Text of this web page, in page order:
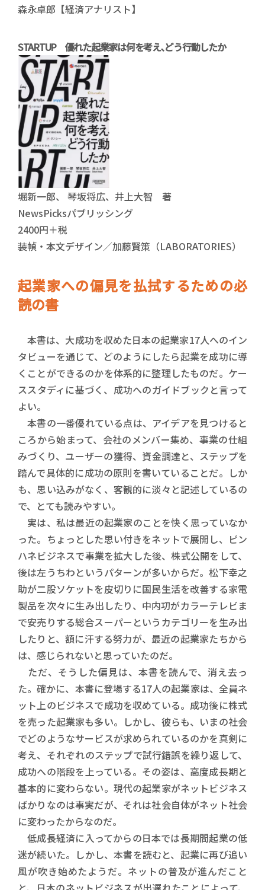
森永卓郎【経済アナリスト】
STARTUP 優れた起業家は何を考え､どう行動したか
堀新一郎、 琴坂将広、井上大智 著
NewsPicksパブリッシング
2400円＋税
装幀・本文デザイン／加藤賢策（LABORATORIES）
起業家への偏見を払拭するための必
読の書
本書は、大成功を収めた日本の起業家17人へのイン
タビューを通じて、どのようにしたら起業を成功に導
くことができるのかを体系的に整理したものだ。ケー
ススタディに基づく、成功へのガイドブックと言って
よい。
本書の一番優れている点は、アイデアを見つけると
ころから始まって、会社のメンバー集め、事業の仕組
みづくり、ユーザーの獲得、資金調達と、ステップを
踏んで具体的に成功の原則を書いていることだ。しか
も、思い込みがなく、客観的に淡々と記述しているの
で、とても読みやすい。
実は、私は最近の起業家のことを快く思っていなか
った。ちょっとした思い付きをネットで展開し、ピン
ハネビジネスで事業を拡大した後、株式公開をして、
後は左うちわというパターンが多いからだ。松下幸之
助が二股ソケットを皮切りに国民生活を改善する家電
製品を次々に生み出したり、中内㓛がカラーテレビま
で安売りする総合スーパーというカテゴリーを生み出
したりと、額に汗する努力が、最近の起業家たちから
は、感じられないと思っていたのだ。
ただ、そうした偏見は、本書を読んで、消え去っ
た。確かに、本書に登場する17人の起業家は、全員ネ
ット上のビジネスで成功を収めている。成功後に株式
を売った起業家も多い。しかし、彼らも、いまの社会
でどのようなサービスが求められているのかを真剣に
考え、それぞれのステップで試行錯誤を繰り返して、
成功への階段を上っている。その姿は、高度成長期と
基本的に変わらない。現代の起業家がネットビジネス
ばかりなのは事実だが、それは社会自体がネット社会
に変わったからなのだ。
低成長経済に入ってからの日本では長期間起業の低
迷が続いた。しかし、本書を読むと、起業に再び追い
風が吹き始めたようだ。ネットの普及が進んだこと